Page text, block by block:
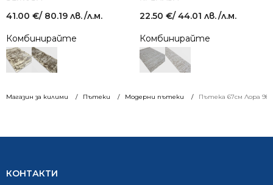
Магазин за килими Пътеки Модерни пътеки Пътека 67см Лора
41.00 €/ 80.19 лв./л.м.
Комбинирайте
22.50 €/ 44.01 лв./л.м.
Комбинирайте
КОНТАКТИ